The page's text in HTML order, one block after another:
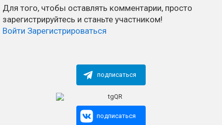
Для того, чтобы оставлять комментарии, просто
зарегистрируйтесь и станьте участником!
Войти Зарегистрироваться
подписаться
подписаться